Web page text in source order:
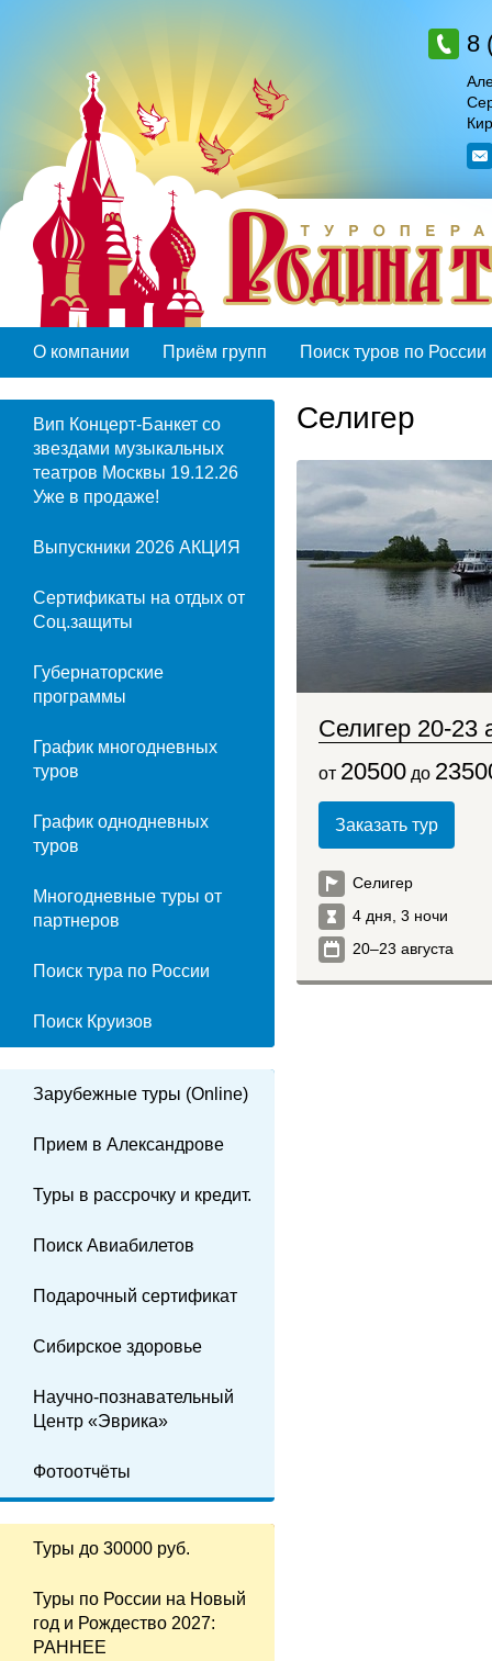
8
О компании Приём групп Поиск туров по России
Вип Концерт-Банкет со
звездами музыкальных
театров Москвы 19.12.26
Уже в продаже!
Выпускники 2026 АКЦИЯ
Сертификаты на отдых от
Соц.защиты
Губернаторские
программы
График многодневных
туров
График однодневных
туров
Многодневные туры от
партнеров
Поиск тура по России
Поиск Круизов
Зарубежные туры (Online)
Прием в Александрове
Туры в рассрочку и кредит.
Поиск Авиабилетов
Подарочный сертификат
Сибирское здоровье
Научно-познавательный
Центр «Эврика»
Фотоотчёты
Туры до 30000 руб.
Туры по России на Новый
год и Рождество 2027:
РАННЕЕ
Селигер
Селигер 20-23
от 20500 до
Заказать тур
Селигер
4 дня, 3 ночи
20–23 августа